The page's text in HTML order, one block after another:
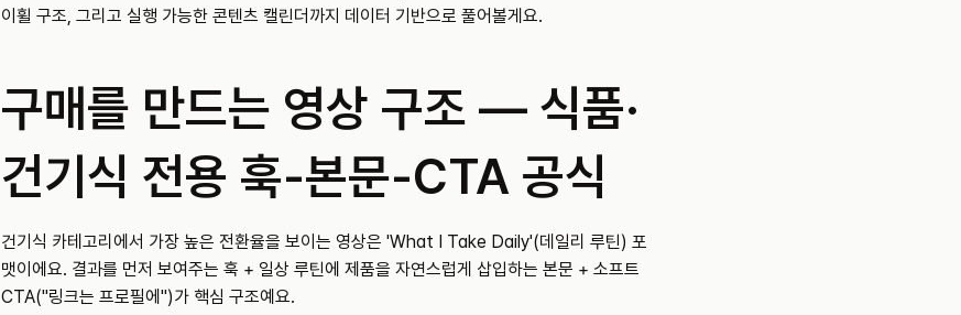
이휠 구조, 그리고 실행 가능한 콘텐츠 캘린더까지 데이터 기반으로 풀어볼게요.
구매를 만드는 영상 구조 — 식품·
건기식 전용 훅-본문-CTA 공식
건기식 카테고리에서 가장 높은 전환율을 보이는 영상은 'What I Take Daily'(데일리 루틴) 포
맷이에요. 결과를 먼저 보여주는 훅 + 일상 루틴에 제품을 자연스럽게 삽입하는 본문 + 소프트
CTA("링크는 프로필에")가 핵심 구조예요.